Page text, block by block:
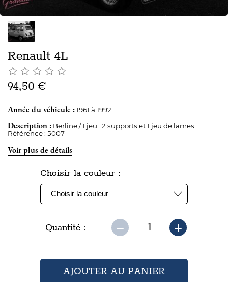
Renault 4L
94,50 €
Année du véhicule :1961 à 1992
Description : Berline / 1 jeu : 2 supports et 1 jeu de lames
Référence : 5007
Voir plus de détails
Choisir la couleur :
Quantité :